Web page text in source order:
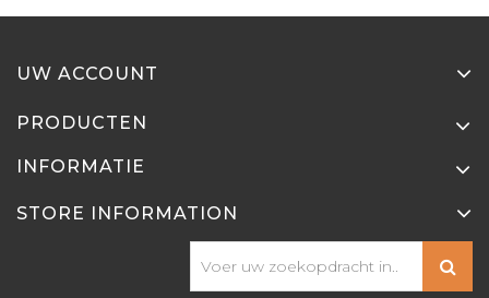
UW ACCOUNT
PRODUCTEN
INFORMATIE
STORE INFORMATION